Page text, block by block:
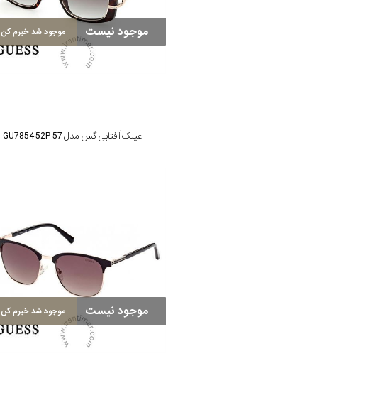
موجود نیست موجود شد خبرم کن
عینک آفتابی گس مدل GU7854 52P 57
موجود نیست موجود شد خبرم کن